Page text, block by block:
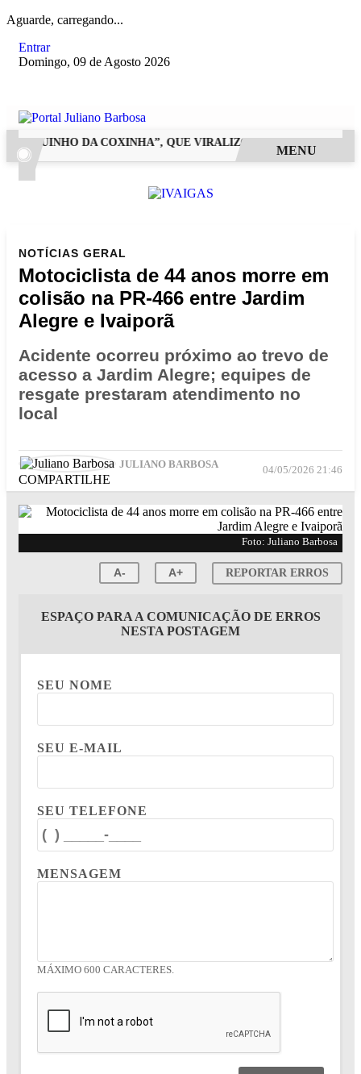
Aguarde, carregando...
Entrar
Domingo, 09 de Agosto 2026
DA COXINHA”, QUE VIRALIZOU COM FRASE
MENU
NOTÍCIAS GERAL
Motociclista de 44 anos morre em
colisão na PR-466 entre Jardim
Alegre e Ivaiporã
Acidente ocorreu próximo ao trevo de
acesso a Jardim Alegre; equipes de
resgate prestaram atendimento no
local
JULIANO BARBOSA 04/05/2026 21:46
COMPARTILHE
Foto: Juliano Barbosa
A- A+ REPORTAR ERROS
ESPAÇO PARA A COMUNICAÇÃO DE ERROS
NESTA POSTAGEM
SEU NOME
SEU E-MAIL
SEU TELEFONE
MENSAGEM
MÁXIMO 600 CARACTERES.